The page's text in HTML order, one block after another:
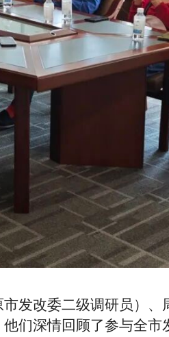
发改委二级调研员）、
他们深情回顾了参与全市